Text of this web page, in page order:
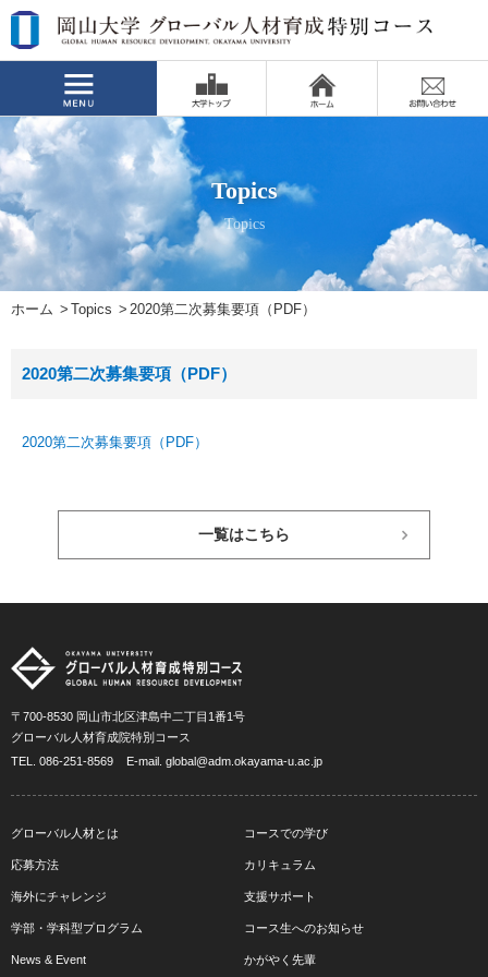
Topics
Topics
ホーム Topics 2020第二次募集要項（PDF）
2020第二次募集要項（PDF）
2020第二次募集要項（PDF）
一覧はこちら
〒700-8530 岡山市北区津島中二丁目1番1号
グローバル人材育成院特別コース
TEL. 086-251-8569 E-mail. global@adm.okayama-u.ac.jp
グローバル人材とは コースでの学び
応募方法 カリキュラム
海外にチャレンジ 支援サポート
学部・学科型プログラム コース生へのお知らせ
News & Event かがやく先輩